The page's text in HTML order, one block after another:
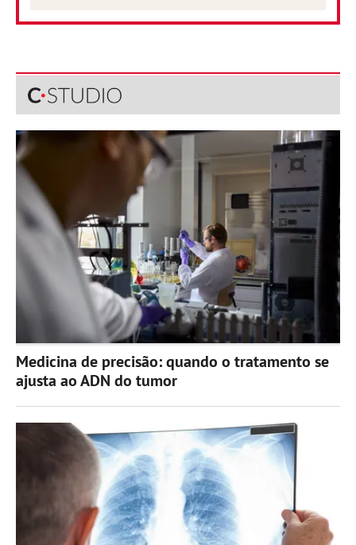
Medicina de precisão: quando o tratamento se
ajusta ao ADN do tumor